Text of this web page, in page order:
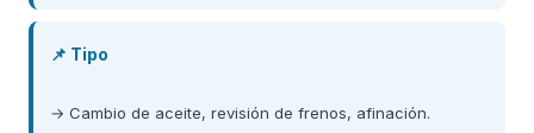
📌 Tipo
→ Cambio de aceite, revisión de frenos, afinación.